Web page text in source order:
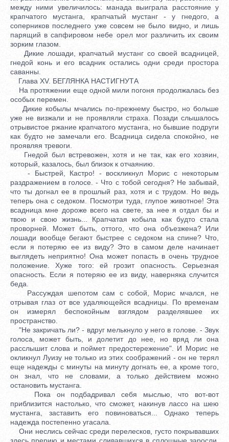
между ними увеличилось: манада выиграла расстояние у
крапчатого мустанга, крапчатый мустанг - у гнедого, а
соперников последнего уже совсем не было видно, и лишь
парящий в сапфировом небе орел мог различить их своим
зорким глазом.
Дикие лошади, крапчатый мустанг со своей всадницей,
гнедой конь и его всадник остались одни среди простора
саванны.
Глава XV. БЕГЛЯНКА НАСТИГНУТА
На протяжении еще одной мили погоня продолжалась без
особых перемен.
Дикие кобылы мчались по-прежнему быстро, но больше
уже не визжали и не проявляли страха. Позади слышалось
отрывистое ржание крапчатого мустанга, но бывшие подруги
как будто не замечали его. Всадница сидела спокойно, не
проявляя тревоги.
Гнедой был встревожен, хотя и не так, как его хозяин,
который, казалось, был близок к отчаянию.
- Быстрей, Кастро! - воскликнул Морис с некоторым
раздражением в голосе. - Что с тобой сегодня? Не забывай,
что ты догнал ее в прошлый раз, хотя и с трудом. Но ведь
теперь она с седоком. Посмотри туда, глупое животное! Эта
всадница мне дороже всего на свете, за нее я отдал бы и
твою и свою жизнь... Крапчатая кобыла как будто стала
проворней. Может быть, оттого, что она объезжена? Или
лошади вообще бегают быстрее с седоком на спине? Что,
если я потеряю ее из виду? Это в самом деле начинает
выглядеть неприятно! Она может попасть в очень трудное
положение. Хуже того: ей грозит опасность. Серьезная
опасность. Если я потеряю ее из виду, наверняка случится
беда.
Рассуждая шепотом сам с собой, Морис мчался, не
отрывая глаз от все удаляющейся всадницы. По временам
он измерял беспокойным взглядом разделявшее их
пространство.
"Не закричать ли? - вдруг мелькнуло у него в голове. - Звук
голоса, может быть, и долетит до нее, но вряд ли она
расслышит слова и поймет предостережение". И Морис не
окликнул Луизу не только из этих соображений - он не терял
еще надежды с минуты на минуту догнать ее, а кроме того,
он знал, что не словами, а только действием можно
остановить мустанга.
Пока он подбадривал себя мыслью, что вот-вот
приблизится настолько, что сможет, накинув лассо на шею
мустанга, заставить его повиноваться... Однако теперь
надежда постепенно угасала.
Они неслись сейчас среди перелесков, густо покрывавших
здесь прерию и местами сливавшихся в сплошные заросли.